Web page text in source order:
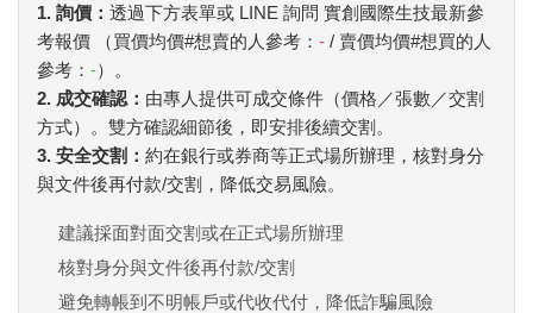
1. 詢價： 透過下方表單或 LINE 詢問 實創國際生技最新參
考報價 （買價均價#想賣的人參考： - / 賣價均價#想買的人
參考： -）。
2. 成交確認： 由專人提供可成交條件（價格／張數／交割
方式）。雙方確認細節後，即安排後續交割。
3. 安全交割： 約在銀行或券商等正式場所辦理，核對身分
與文件後再付款/交割，降低交易風險。
建議採面對面交割或在正式場所辦理
核對身分與文件後再付款/交割
避免轉帳到不明帳戶或代收代付，降低詐騙風險